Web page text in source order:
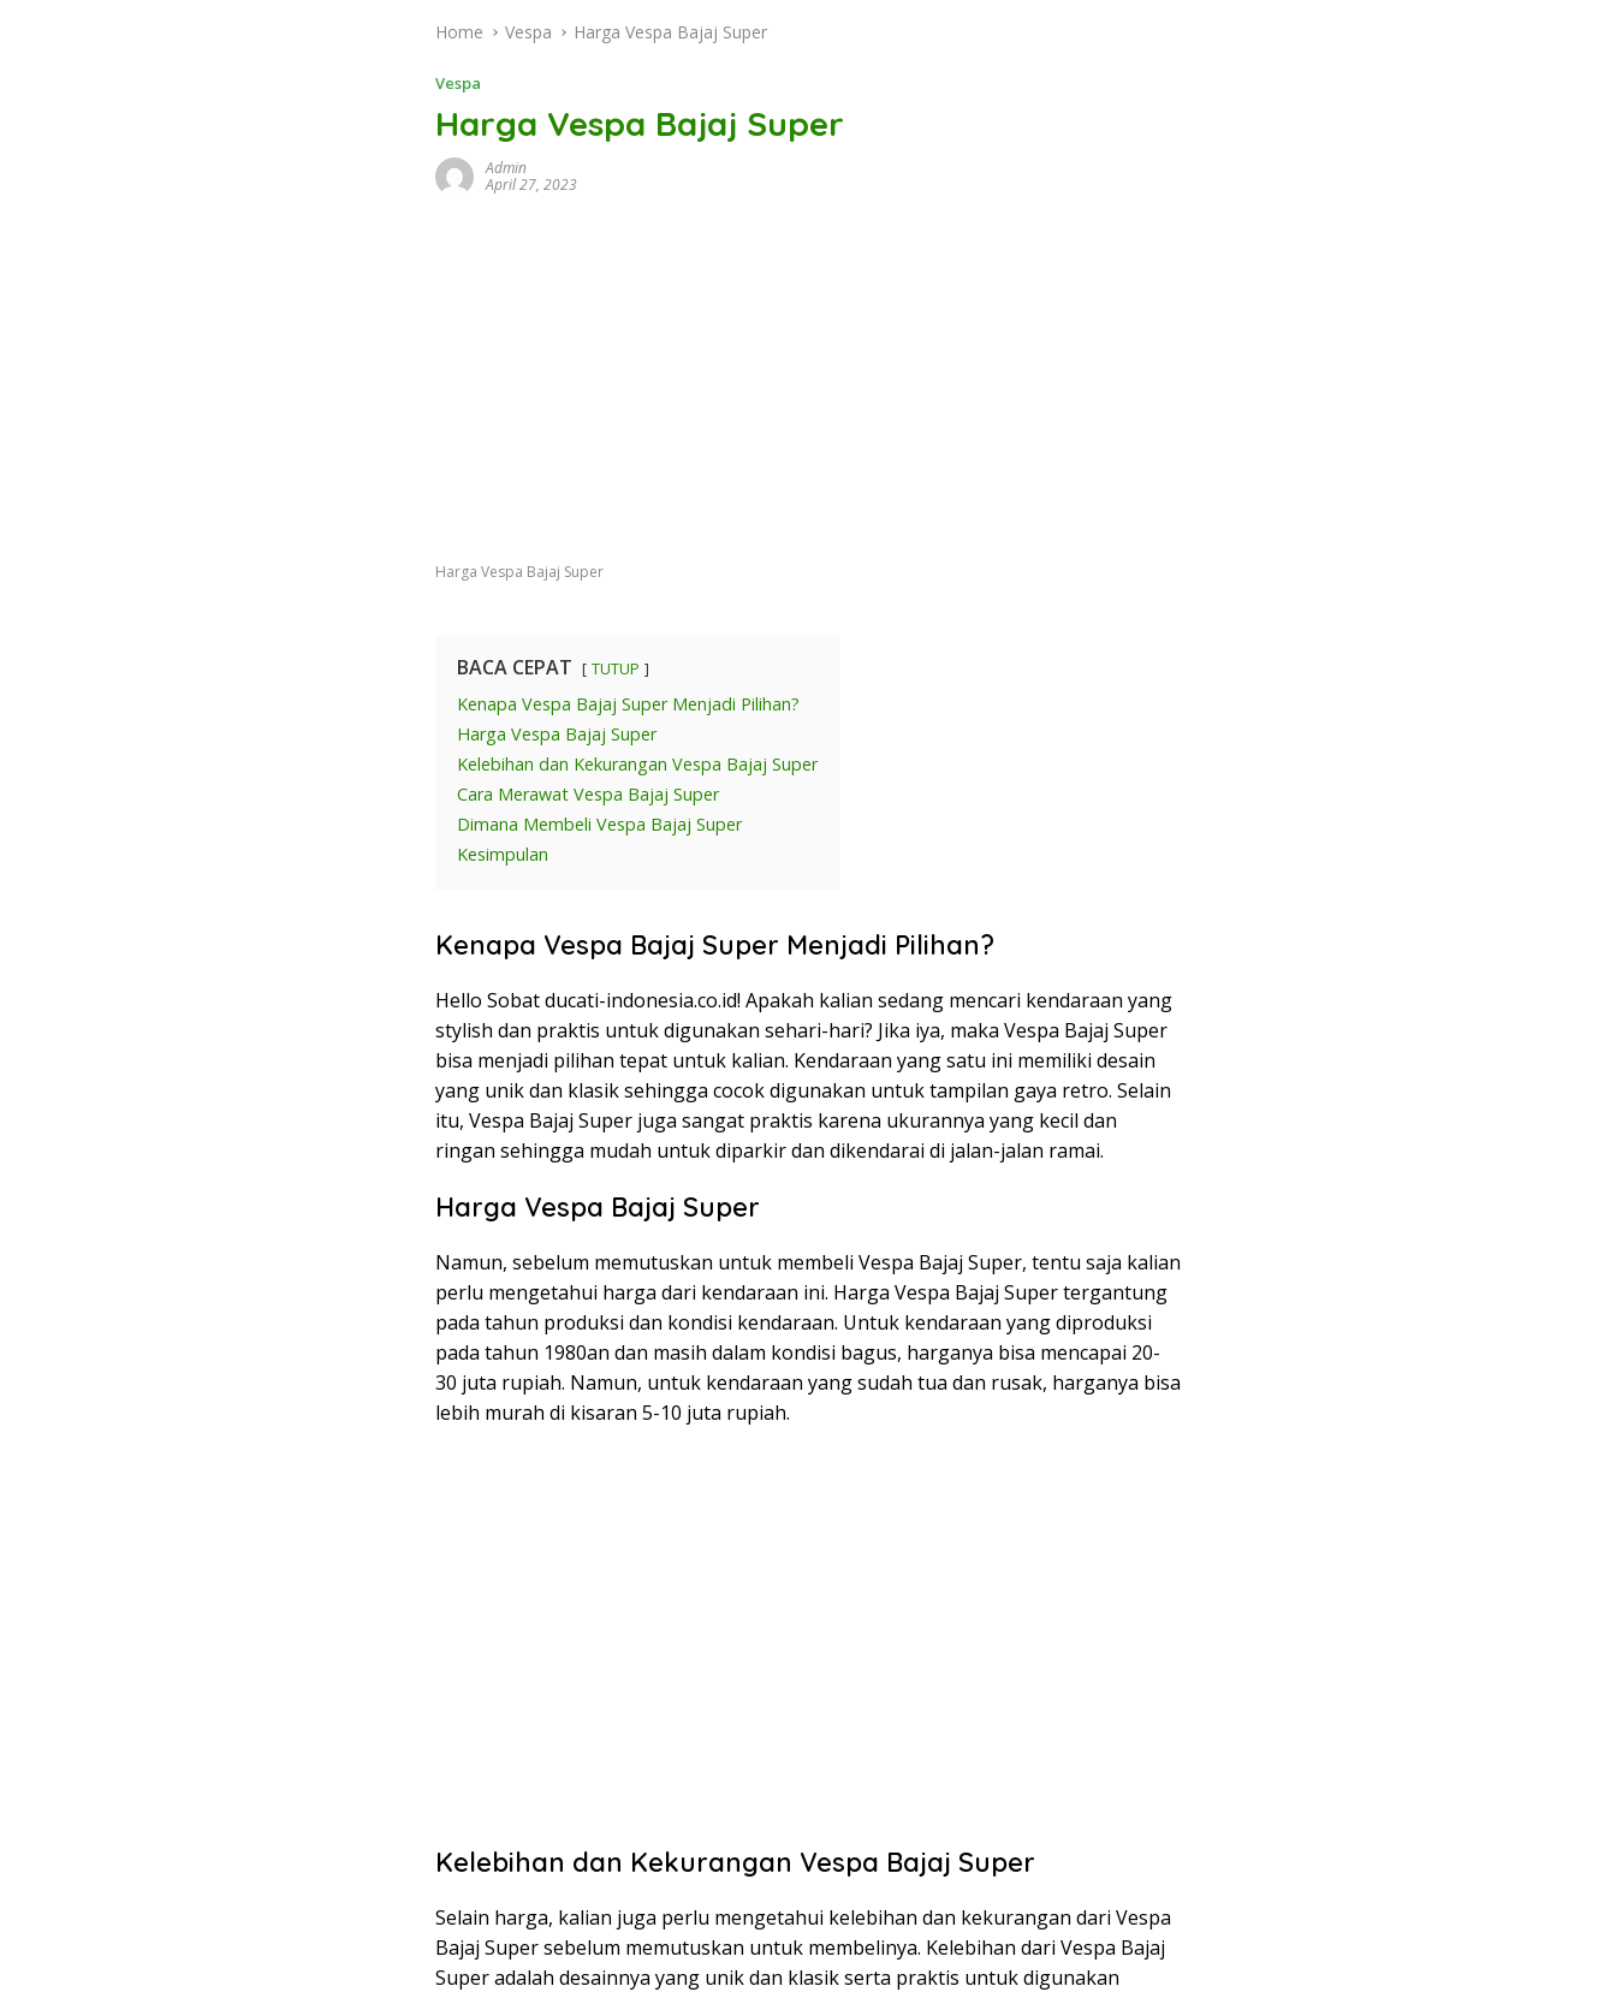
Home Vespa Harga Vespa Bajaj Super
Vespa
Harga Vespa Bajaj Super
Admin
April 27, 2023
Harga Vespa Bajaj Super
BACA CEPAT TUTUP
Kenapa Vespa Bajaj Super Menjadi Pilihan?
Harga Vespa Bajaj Super
Kelebihan dan Kekurangan Vespa Bajaj Super
Cara Merawat Vespa Bajaj Super
Dimana Membeli Vespa Bajaj Super
Kesimpulan
Kenapa Vespa Bajaj Super Menjadi Pilihan?
Hello Sobat ducati-indonesia.co.id! Apakah kalian sedang mencari kendaraan yang
stylish dan praktis untuk digunakan sehari-hari? Jika iya, maka Vespa Bajaj Super
bisa menjadi pilihan tepat untuk kalian. Kendaraan yang satu ini memiliki desain
yang unik dan klasik sehingga cocok digunakan untuk tampilan gaya retro. Selain
itu, Vespa Bajaj Super juga sangat praktis karena ukurannya yang kecil dan
ringan sehingga mudah untuk diparkir dan dikendarai di jalan-jalan ramai.
Harga Vespa Bajaj Super
Namun, sebelum memutuskan untuk membeli Vespa Bajaj Super, tentu saja kalian
perlu mengetahui harga dari kendaraan ini. Harga Vespa Bajaj Super tergantung
pada tahun produksi dan kondisi kendaraan. Untuk kendaraan yang diproduksi
pada tahun 1980an dan masih dalam kondisi bagus, harganya bisa mencapai 20-
30 juta rupiah. Namun, untuk kendaraan yang sudah tua dan rusak, harganya bisa
lebih murah di kisaran 5-10 juta rupiah.
Kelebihan dan Kekurangan Vespa Bajaj Super
Selain harga, kalian juga perlu mengetahui kelebihan dan kekurangan dari Vespa
Bajaj Super sebelum memutuskan untuk membelinya. Kelebihan dari Vespa Bajaj
Super adalah desainnya yang unik dan klasik serta praktis untuk digunakan